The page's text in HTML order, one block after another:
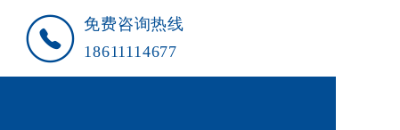
免费咨询热线
18611114677